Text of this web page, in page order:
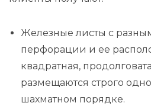
Железные листы с
перфорации и ее
квадратная,
размещаются строго
шахматном порядке.